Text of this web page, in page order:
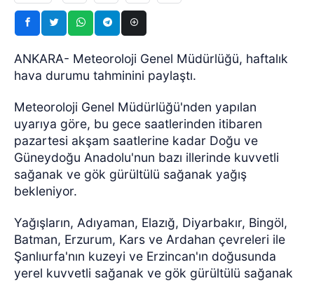
ANKARA- Meteoroloji Genel Müdürlüğü, haftalık
hava durumu tahminini paylaştı.
Meteoroloji Genel Müdürlüğü'nden yapılan
uyarıya göre, bu gece saatlerinden itibaren
pazartesi akşam saatlerine kadar Doğu ve
Güneydoğu Anadolu'nun bazı illerinde kuvvetli
sağanak ve gök gürültülü sağanak yağış
bekleniyor.
Yağışların, Adıyaman, Elazığ, Diyarbakır, Bingöl,
Batman, Erzurum, Kars ve Ardahan çevreleri ile
Şanlıurfa'nın kuzeyi ve Erzincan'ın doğusunda
yerel kuvvetli sağanak ve gök gürültülü sağanak